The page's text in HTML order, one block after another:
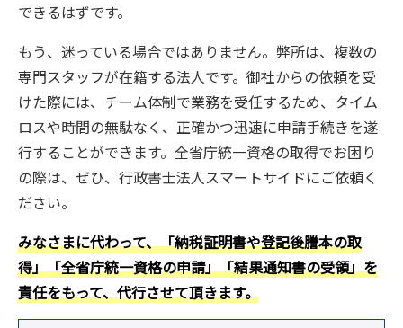
できるはずです。
もう、迷っている場合ではありません。弊所は、複数の
専門スタッフが在籍する法人です。御社からの依頼を受
けた際には、チーム体制で業務を受任するため、タイム
ロスや時間の無駄なく、正確かつ迅速に申請手続きを遂
行することができます。全省庁統一資格の取得でお困り
の際は、ぜひ、行政書士法人スマートサイドにご依頼く
ださい。
みなさまに代わって、「納税証明書や登記後謄本の取
得」「全省庁統一資格の申請」「結果通知書の受領」を
責任をもって、代行させて頂きます。